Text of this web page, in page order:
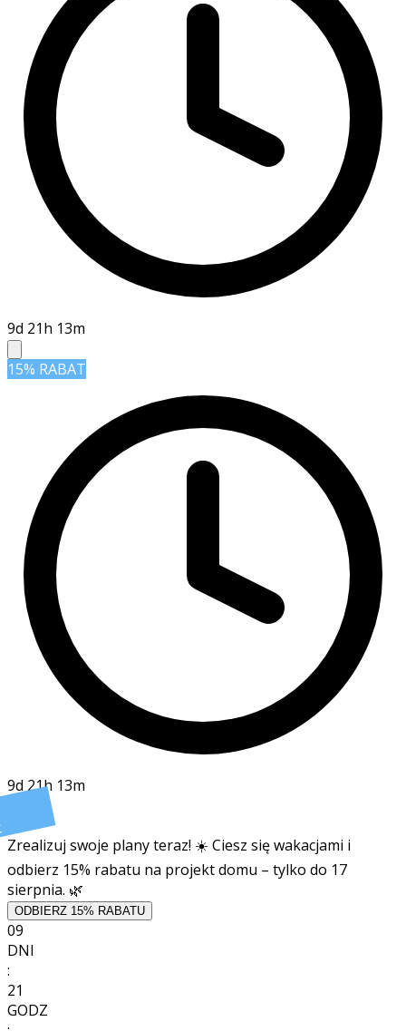
9d 21h 13m
15% RABAT
9d 21h 13m
Zrealizuj swoje plany teraz! ☀️ Ciesz się wakacjami i
odbierz 15% rabatu na projekt domu – tylko do 17
sierpnia. 🌿
ODBIERZ 15% RABATU
09
DNI
:
21
GODZ